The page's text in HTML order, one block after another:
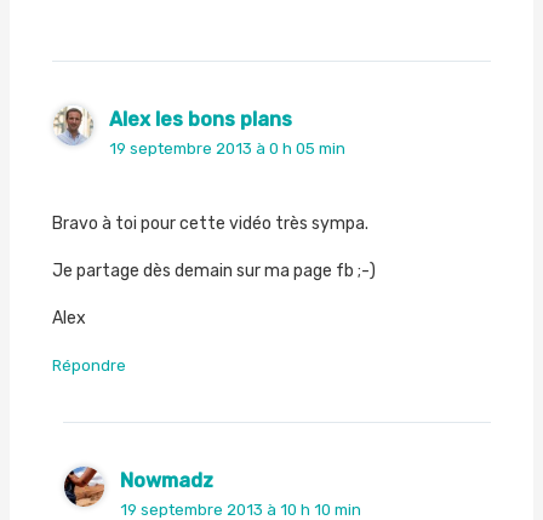
Alex les bons plans
19 septembre 2013 à 0 h 05 min
Bravo à toi pour cette vidéo très sympa.
Je partage dès demain sur ma page fb ;-)
Alex
Répondre
Nowmadz
19 septembre 2013 à 10 h 10 min